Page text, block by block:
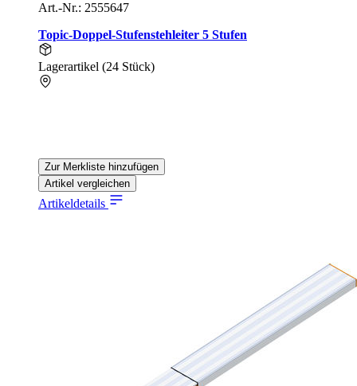
Art.-Nr.: 2555647
Topic-Doppel-Stufenstehleiter 5 Stufen
Lagerartikel (24 Stück)
Zur Merkliste hinzufügen
Artikel vergleichen
Artikeldetails